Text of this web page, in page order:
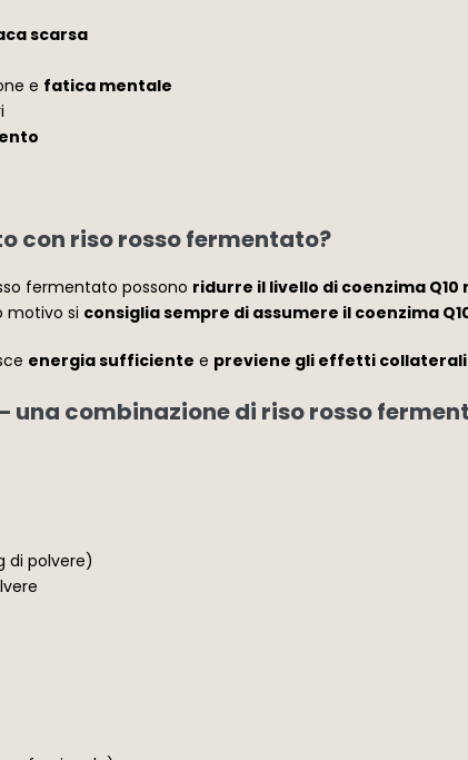
scarsa
e fatica mentale
con riso rosso fermentato?
fermentato possono ridurre il livello di coenzima Q10
motivo si consiglia sempre di assumere il coenzima
energia sufficiente e previene gli effetti collaterali
– una combinazione di riso rosso
di polvere)